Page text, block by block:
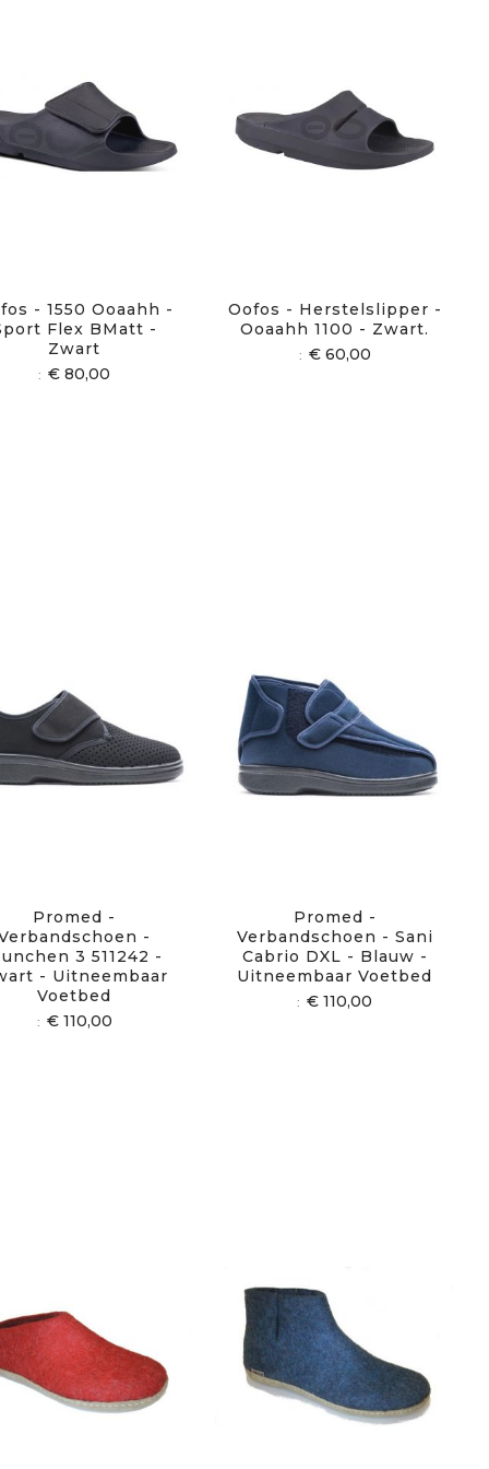
- 1550 Ooaahh -
Flex BMatt -
Zwart
€ 80,00
Oofos - Herstelslipper -
Ooaahh 1100 - Zwart.
€ 60,00
Promed -
-
3 511242 -
- Uitneembaar
Voetbed
€ 110,00
Promed -
Verbandschoen - Sani
Cabrio DXL - Blauw -
Uitneembaar Voetbed
€ 110,00